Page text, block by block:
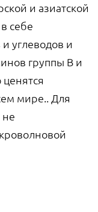
и азиатской
себе
углеводов и
группы В и
ценятся
мире.. Для
не